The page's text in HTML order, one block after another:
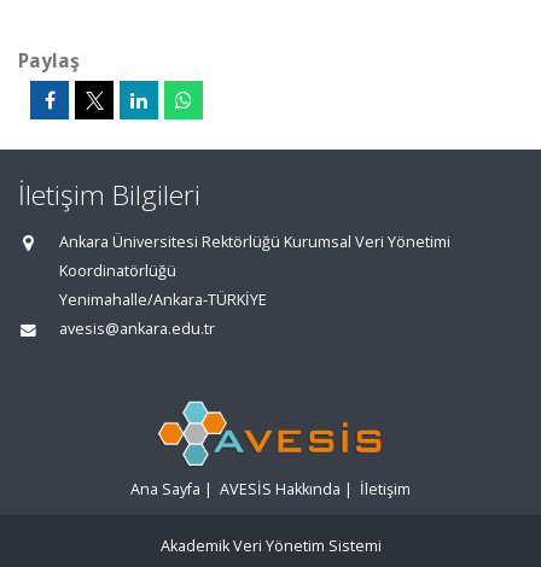
Paylaş
İletişim Bilgileri
Ankara Üniversitesi Rektörlüğü Kurumsal Veri Yönetimi
Koordinatörlüğü
Yenimahalle/Ankara-TÜRKİYE
avesis@ankara.edu.tr
Ana Sayfa | AVESİS Hakkında | İletişim
Akademik Veri Yönetim Sistemi